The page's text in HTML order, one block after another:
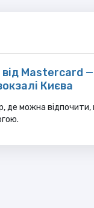
від Mastercard
Києва
де можна